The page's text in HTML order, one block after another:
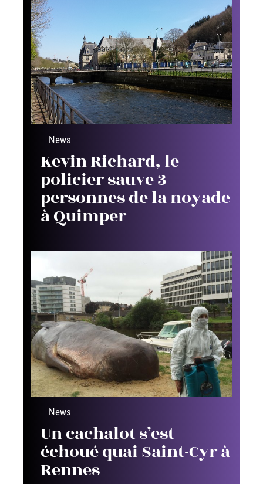
News
Kevin Richard, le
policier sauve 3
personnes de la noyade
à Quimper
News
Un cachalot s’est
échoué quai Saint-Cyr à
Rennes